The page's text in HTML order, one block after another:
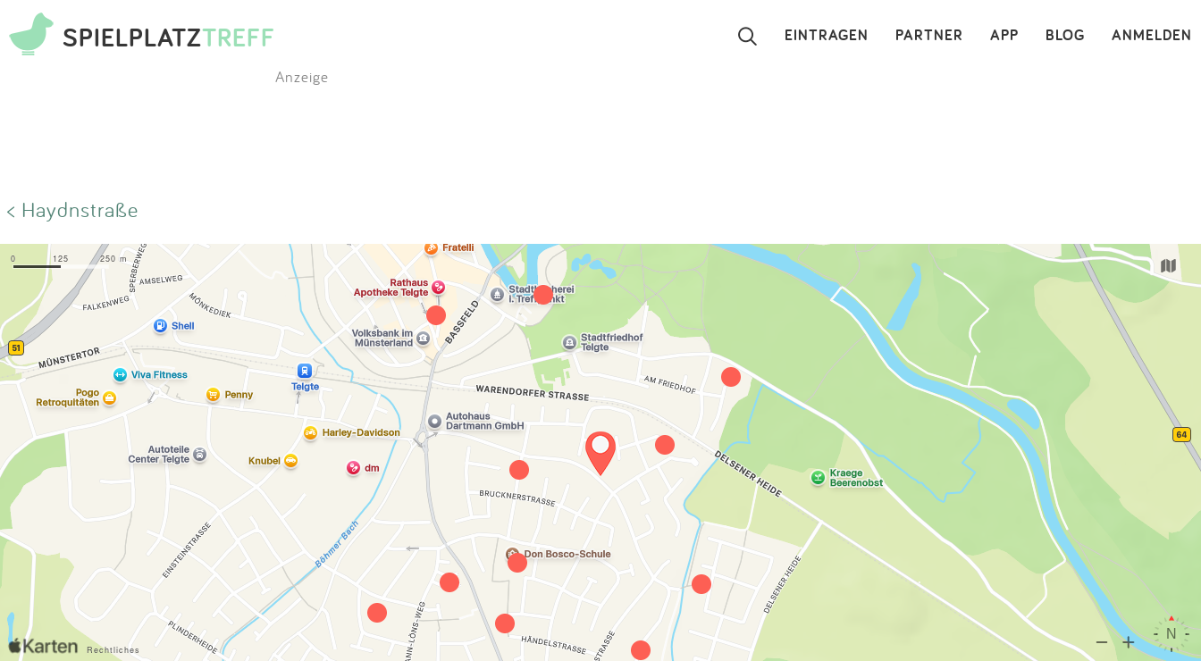
SPIELPLATZTREFF ANMELDEN
BLOG
APP
PARTNER
EINTRAGEN ×
Blog
Partner
Kontakt
Impressum
Anmelden
Anzeige
< Haydnstraße